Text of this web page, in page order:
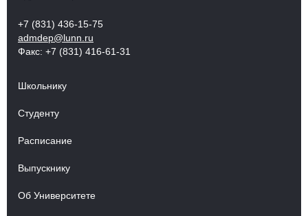
+7 (831) 436-15-75
admdep@lunn.ru
Факс: +7 (831) 416-61-31
Школьнику
Студенту
Расписание
Выпускнику
Об Университете